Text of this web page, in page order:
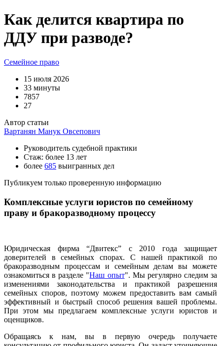
Как делится квартира по
ДДУ при разводе?
Семейное право
15 июля 2026
33 минуты
7857
27
Автор статьи
Вартанян Манук Овсепович
Руководитель судебной практики
Стаж: более 13 лет
более 685 выигранных дел
Публикуем только проверенную информацию
Комплексные услуги юристов по семейному
праву и бракоразводному процессу
Юридическая фирма “Двитекс” с 2010 года защищает
доверителей в семейных спорах. С нашей практикой по
бракоразводным процессам и семейным делам вы можете
ознакомиться в разделе "Наш опыт". Мы регулярно следим за
изменениями законодательства и практикой разрешения
семейных споров, поэтому можем предоставить вам самый
эффективный и быстрый способ решения вашей проблемы.
При этом мы предлагаем комплексные услуги юристов и
оценщиков.
Обращаясь к нам, вы в первую очередь получаете